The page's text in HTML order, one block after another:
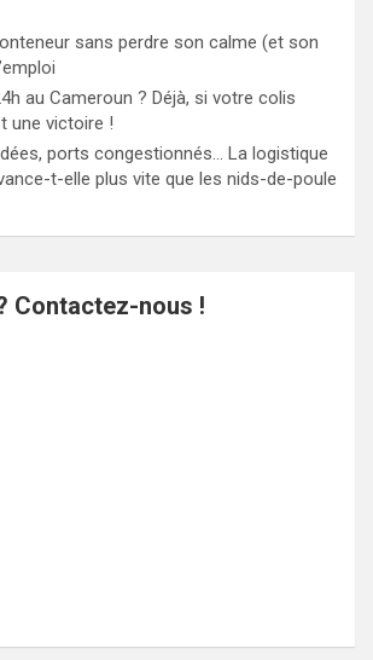
sans perdre son calme (et son
au Cameroun ? Déjà, si votre colis
une victoire !
ports congestionnés… La logistique
t-elle plus vite que les nids-de-poule
Contactez-nous !